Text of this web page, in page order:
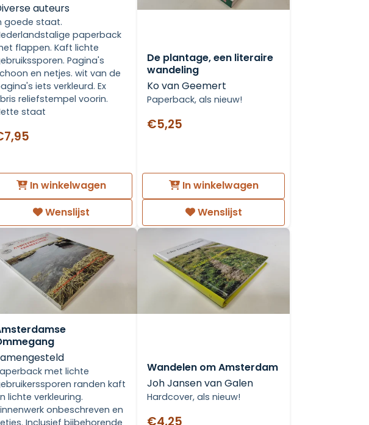
auteurs
goede staat.
paperback
flappen. Kaft lichte
Pagina's
en netjes. wit van de
iets verkleurd. Ex
reliefstempel voorin.
staat
In winkelwagen
Wenslijst
De plantage, een literaire
wandeling
Ko van Geemert
Paperback, als nieuw!
€5,25
In winkelwagen
Wenslijst
met lichte
randen kaft
lichte verkleuring.
onbeschreven en
Inclusief bijbehorende
Wandelen om Amsterdam
Joh Jansen van Galen
Hardcover, als nieuw!